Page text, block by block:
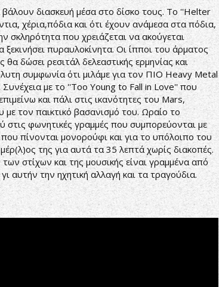
διασκευή μέσα στο δίσκο τους. Το ''Helter
χέρια,πόδια και ότι έχουν ανάμεσα στα πόδια,
σκληρότητα που χρειάζεται να ακούγεται
πυραυλοκίνητα. Οι ίπποι του άρματος
δώσει ρεσιτάλ δελεαστικής ερμηνίας και
συμφωνία ότι μιλάμε για τον ΠΙΟ Heavy Metal
με το ''Too Young to Fall in Love'' που
και πάλι στις ικανότητες του Mars,
τον παικτικό βασανισμό του. Ωραίο το
φωνητικές γραμμές που συμπορεύονται με
πίνονται μονορούφι και για το υπόλοιπο του
της για αυτά τα 35 λεπτά χωρίς διακοπές.
στίχων και της μουσικής είναι γραμμένα από
αυτήν την ηχητική αλλαγή και τα τραγούδια.